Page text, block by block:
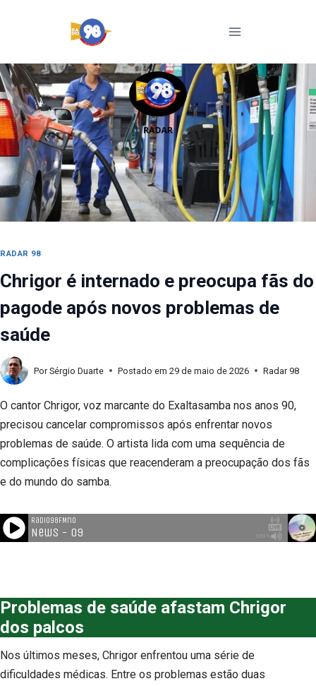
Conteúdo
RADAR 98
Chrigor é internado e preocupa fãs do
pagode após novos problemas de
saúde
Por Sérgio Duarte Postado em 29 de maio de 2026 Radar 98
O cantor Chrigor, voz marcante do Exaltasamba nos anos 90,
precisou cancelar compromissos após enfrentar novos
problemas de saúde. O artista lida com uma sequência de
complicações físicas que reacenderam a preocupação dos fãs
e do mundo do samba.
Problemas de saúde afastam Chrigor
dos palcos
Nos últimos meses, Chrigor enfrentou uma série de
dificuldades médicas. Entre os problemas estão duas